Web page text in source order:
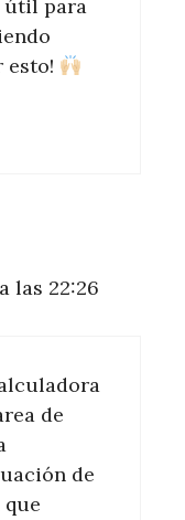
útil para
esto!
las 22:26
de
de